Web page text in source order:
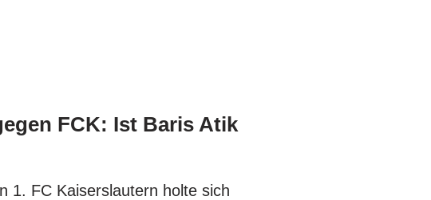
FCK: Ist Baris Atik
1. FC Kaiserslautern holte sich